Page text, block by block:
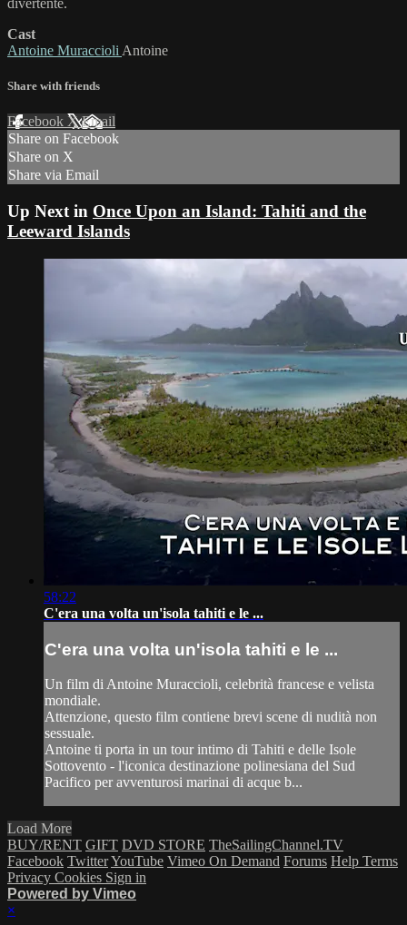
divertente.
Cast
Antoine Muraccioli Antoine
Share with friends
Facebook XEmail
Share on Facebook
Share on X
Share via Email
Up Next in Once Upon an Island: Tahiti and the
Leeward Islands
58:22
C'era una volta un'isola tahiti e le ...
C'era una volta un'isola tahiti e le ...
Un film di Antoine Muraccioli, celebrità francese e velista
mondiale.
Attenzione, questo film contiene brevi scene di nudità non
sessuale.
Antoine ti porta in un tour intimo di Tahiti e delle Isole
Sottovento - l'iconica destinazione polinesiana del Sud
Pacifico per avventurosi marinai di acque b...
Load More
BUY/RENT GIFT DVD STORE TheSailingChannel.TV
Facebook TwitterYouTube Vimeo On Demand Forums Help Terms
Privacy Cookies Sign in
Powered by Vimeo
×